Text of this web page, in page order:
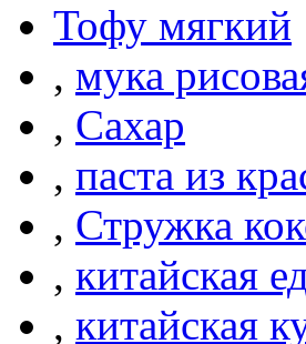
Тофу мягкий
, мука
, Сахар
, паста из
, Стружка
, китайская
, китайская